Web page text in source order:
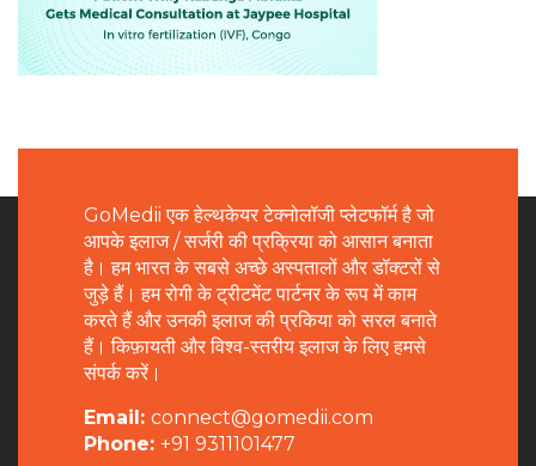
GoMedii एक हेल्थकेयर टेक्नोलॉजी प्लेटफॉर्म है जो
आपके इलाज / सर्जरी की प्रक्रिया को आसान बनाता
है। हम भारत के सबसे अच्छे अस्पतालों और डॉक्टरों से
जुड़े हैं। हम रोगी के ट्रीटमेंट पार्टनर के रूप में काम
करते हैं और उनकी इलाज की प्रकिया को सरल बनाते
हैं। किफ़ायती और विश्व-स्तरीय इलाज के लिए हमसे
संपर्क करें।
Email: connect@gomedii.com
Phone: +91 9311101477